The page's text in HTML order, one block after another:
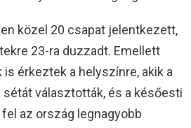
közel 20 csapat jelentkezett,
23-ra duzzadt. Emellett
érkeztek a helyszínre, akik a
sétát választották, és a későesti
az ország legnagyobb